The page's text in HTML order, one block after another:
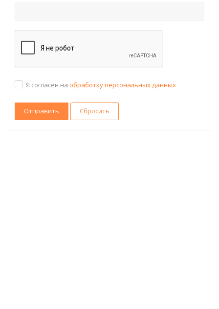
Я согласен на обработку персональных данных
Сбросить